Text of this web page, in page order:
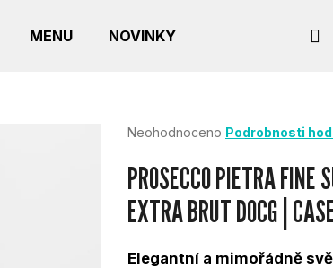
MENU NOVINKY
Průměrné
produktu
je
0,0
z
hvězdiček.
Neohodnoceno Podrobnosti
PROSECCO PIETRA FINE
EXTRA BRUT DOCG |
Elegantní a mimořádně